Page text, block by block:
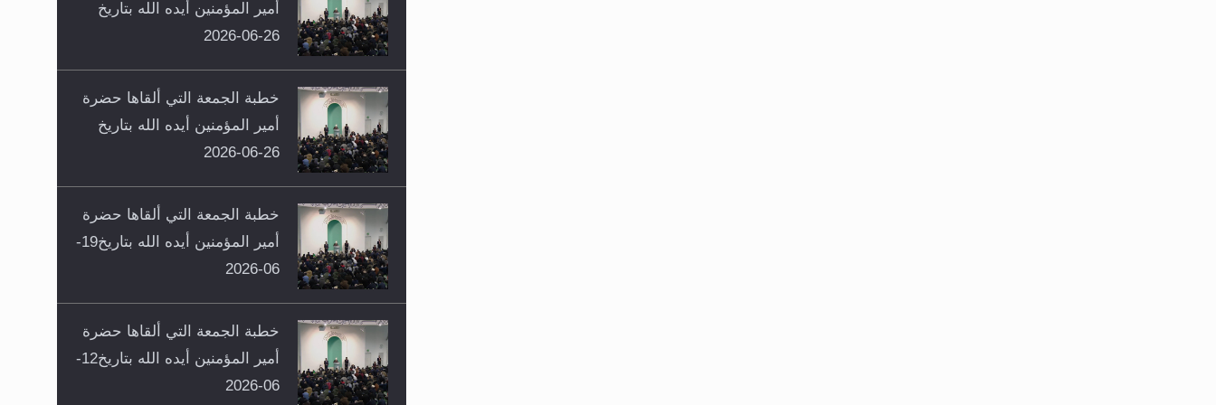
أمير المؤمنين أيده الله بتاريخ
26-06-2026
خطبة الجمعة التي ألقاها حضرة
أمير المؤمنين أيده الله بتاريخ
26-06-2026
خطبة الجمعة التي ألقاها حضرة
أمير المؤمنين أيده الله بتاريخ19-
06-2026
خطبة الجمعة التي ألقاها حضرة
أمير المؤمنين أيده الله بتاريخ12-
06-2026